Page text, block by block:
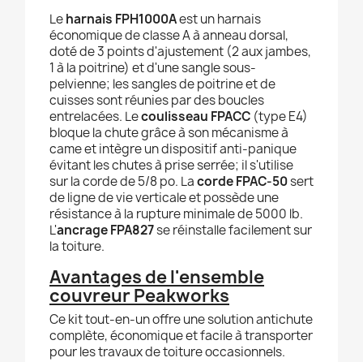
Leharnais FPH1000Aest un harnais
économique de classe A à anneau dorsal,
doté de 3 points d'ajustement (2 aux jambes,
1 à la poitrine) et d'une sangle sous-
pelvienne; les sangles de poitrine et de
cuisses sont réunies par des boucles
entrelacées. Lecoulisseau FPACC (type E4)
bloque la chute grâce à son mécanisme à
came et intègre un dispositif anti-panique
évitant les chutes à prise serrée; il s'utilise
sur la corde de 5/8 po. Lacorde FPAC-50sert
de ligne de vie verticale et possède une
résistance à la rupture minimale de 5000 lb.
L'ancrage FPA827se réinstalle facilement sur
la toiture.
Avantages de l'ensemble
couvreur Peakworks
Ce kit tout-en-un offre une solution antichute
complète, économique et facile à transporter
pour les travaux de toiture occasionnels.